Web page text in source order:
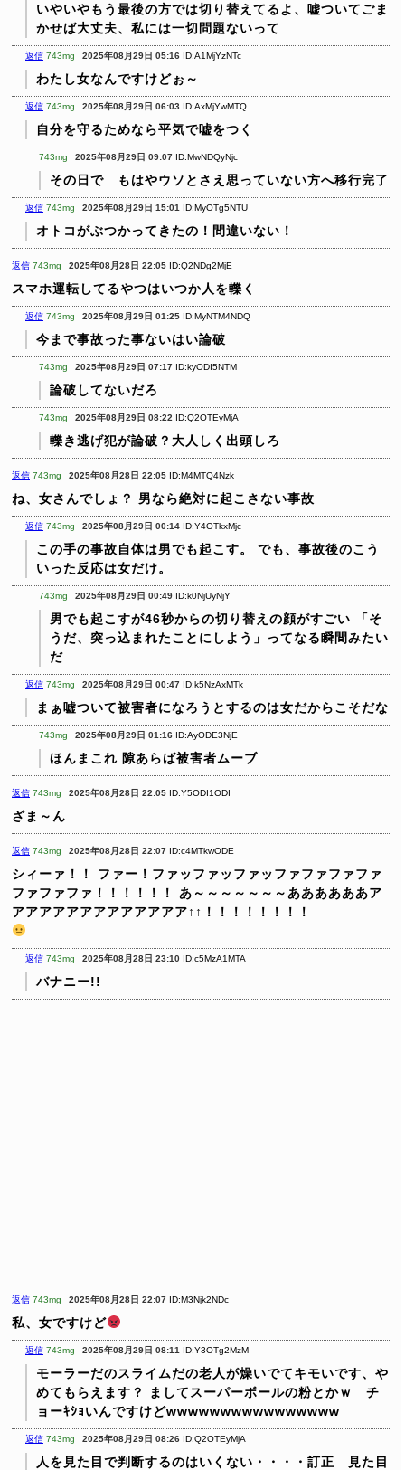
いやいやもう最後の方では切り替えてるよ、嘘ついてごま
かせば大丈夫、私には一切問題ないって
返信 743mg 2025年08月29日 05:16 ID:A1MjYzNTc
わたし女なんですけどぉ～
返信 743mg 2025年08月29日 06:03 ID:AxMjYwMTQ
自分を守るためなら平気で嘘をつく
743mg 2025年08月29日 09:07 ID:MwNDQyNjc
その日で もはやウソとさえ思っていない方へ移行完了
返信 743mg 2025年08月29日 15:01 ID:MyOTg5NTU
オトコがぶつかってきたの！間違いない！
返信 743mg 2025年08月28日 22:05 ID:Q2NDg2MjE
スマホ運転してるやつはいつか人を轢く
返信 743mg 2025年08月29日 01:25 ID:MyNTM4NDQ
今まで事故った事ないはい論破
743mg 2025年08月29日 07:17 ID:kyODI5NTM
論破してないだろ
743mg 2025年08月29日 08:22 ID:Q2OTEyMjA
轢き逃げ犯が論破？大人しく出頭しろ
返信 743mg 2025年08月28日 22:05 ID:M4MTQ4Nzk
ね、女さんでしょ？ 男なら絶対に起こさない事故
返信 743mg 2025年08月29日 00:14 ID:Y4OTkxMjc
この手の事故自体は男でも起こす。
でも、事故後のこう
いった反応は女だけ。
743mg 2025年08月29日 00:49 ID:k0NjUyNjY
男でも起こすが46秒からの切り替えの顔がすごい 「そ
うだ、突っ込まれたことにしよう」ってなる瞬間みたい
だ
返信 743mg 2025年08月29日 00:47 ID:k5NzAxMTk
まぁ嘘ついて被害者になろうとするのは女だからこそだな
743mg 2025年08月29日 01:16 ID:AyODE3NjE
ほんまこれ 隙あらば被害者ムーブ
返信 743mg 2025年08月28日 22:05 ID:Y5ODI1ODI
ざま～ん
返信 743mg 2025年08月28日 22:07 ID:c4MTkwODE
シィーァ！！
ファー！ファッファッファッファファファファ
ファファファ！！！！！！
あ～～～～～～～ああああああア
アアアアアアアアアアアアア↑↑！！！！！！！！
返信 743mg 2025年08月28日 23:10 ID:c5MzA1MTA
バナニー!!
返信 743mg 2025年08月28日 22:07 ID:M3Njk2NDc
私、女ですけど
返信 743mg 2025年08月29日 08:11 ID:Y3OTg2MzM
モーラーだのスライムだの老人が燥いでてキモいです、や
めてもらえます？
ましてスーパーボールの粉とかｗ チ
ョーｷｼｮいんですけどwwwwwwwwwwwwwwww
返信 743mg 2025年08月29日 08:26 ID:Q2OTEyMjA
人を見た目で判断するのはいくない・・・・訂正 見た目